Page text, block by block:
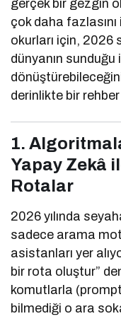
gerçek bir gezgin
çok daha
okurları için, 2026
dünyanın
derinlikte bir rehber
1.
Yapay Zekâ
Rotalar
2026 yılında
sadece arama
asistanları yer
bir rota oluştur”
komutlarla
bilmediği o ara